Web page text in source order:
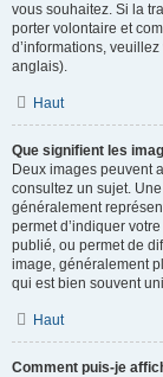
vous souhaitez. Si la
porter volontaire et
d’informations,
anglais).
Haut
Que signifient les
Deux images peuvent
consultez un sujet.
généralement
permet d’indiquer
publié, ou permet de
image, généralement
qui est bien souvent
Haut
Comment puis-je